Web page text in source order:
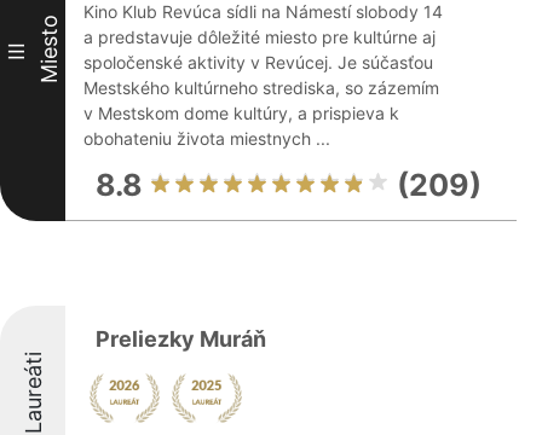
III Miesto
Kino Klub Revúca sídli na Námestí slobody 14
a predstavuje dôležité miesto pre kultúrne aj
spoločenské aktivity v Revúcej. Je súčasťou
Mestského kultúrneho strediska, so zázemím
v Mestskom dome kultúry, a prispieva k
obohateniu života miestnych ...
8.8 (209)
Laureáti
Preliezky Muráň